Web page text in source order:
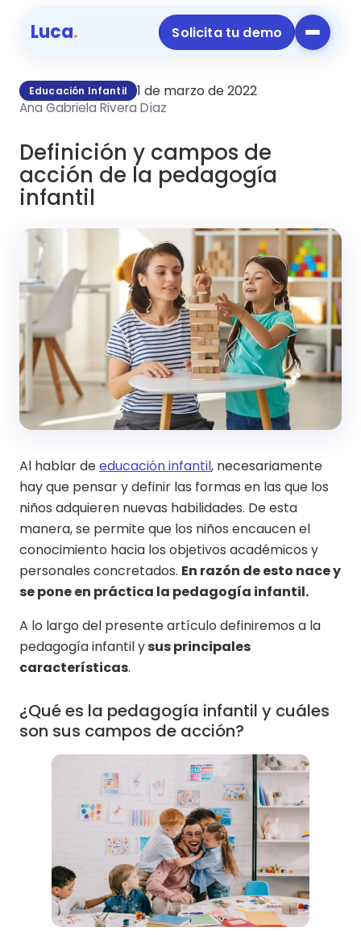
Luca. Solicita tu demo
Educación Infantil 1 de marzo de 2022
Ana Gabriela Rivera Díaz
Definición y campos de
acción de la pedagogía
infantil
Al hablar deeducación infantil, necesariamente
hay que pensar y definir las formas en las que los
niños adquieren nuevas habilidades. De esta
manera, se permite que los niños encaucen el
conocimiento hacia los objetivos académicos y
personales concretados. En razón de esto nace y
se pone en práctica la pedagogía infantil.
A lo largo del presente artículo definiremos a la
pedagogía infantil ysus principales
características.
¿Qué es la pedagogía infantil y cuáles
son sus campos de acción?